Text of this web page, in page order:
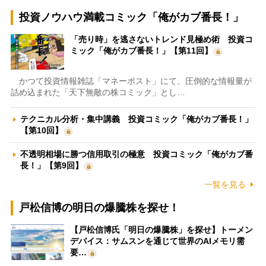
投資ノウハウ満載コミック「俺がカブ番長！」
「売り時」を逃さないトレンド見極め術 投資コ
ミック「俺がカブ番長！」【第11回】
かつて投資情報雑誌「マネーポスト」にて、圧倒的な情報量が
詰め込まれた「天下無敵の株コミック」とし…
テクニカル分析・集中講義 投資コミック「俺がカブ番長！」
【第10回】
不透明相場に勝つ信用取引の極意 投資コミック「俺がカブ番
長！」【第9回】
一覧を見る
戸松信博の明日の爆騰株を探せ！
【戸松信博氏「明日の爆騰株」を探せ】トーメン
デバイス：サムスンを通じて世界のAIメモリ需
要…